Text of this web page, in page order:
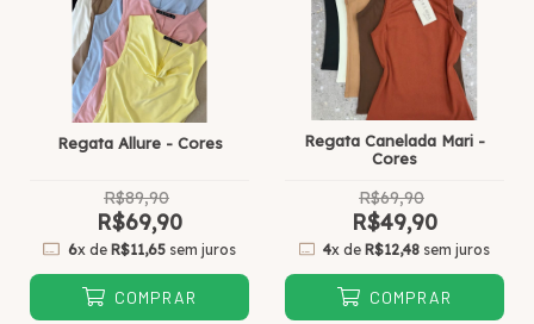
Regata Allure - Cores
R$89,90
R$69,90
6x de R$11,65sem juros
COMPRAR
Regata Canelada Mari -
Cores
R$69,90
R$49,90
4x de R$12,48 sem juros
COMPRAR